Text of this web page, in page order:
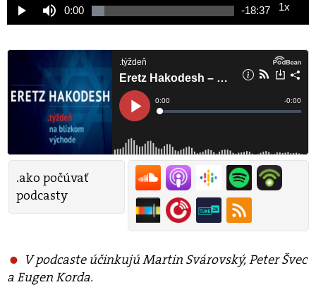
Play MuteCurrent
0:00
9.07%
Remaining
-18:37 1x
.ako počúvať
podcasty
V podcaste účinkujú Martin Svárovský, Peter Švec
a Eugen Korda.